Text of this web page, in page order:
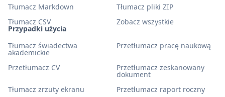
Przypadki użycia
Tłumacz świadectwa
akademickie
Przetłumacz pracę naukową
Przetłumacz CV Przetłumacz zeskanowany
dokument
Tłumacz zrzuty ekranu
Przetłumacz raport roczny
Tłumacz Markdown
Tłumacz pliki ZIP
Tłumacz CSV
Zobacz wszystkie